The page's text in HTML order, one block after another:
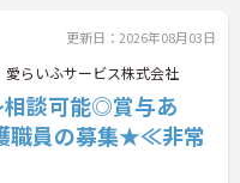
更新日：2026年08月03日
愛らいふサービス株式会社
相談可能◎賞与あ
職員の募集★≪非常